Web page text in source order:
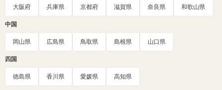
大阪府 兵庫県 京都府 滋賀県 奈良県 和歌山県
中国
岡山県 広島県 鳥取県 島根県 山口県
四国
徳島県 香川県 愛媛県 高知県